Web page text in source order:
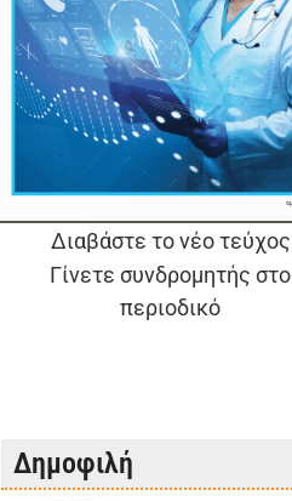
Διαβάστε το νέο τεύχος
Γίνετε συνδρομητής στο
περιοδικό
Δημοφιλή